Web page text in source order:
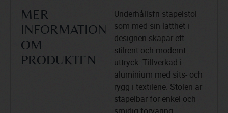
MER
INFORMATION
OM
PRODUKTEN
Underhållsfri stapelstol
som med sin lätthet i
designen skapar ett
stilrent och modernt
uttryck. Tillverkad i
aluminium med sits- och
rygg i textilene. Stolen är
stapelbar för enkel och